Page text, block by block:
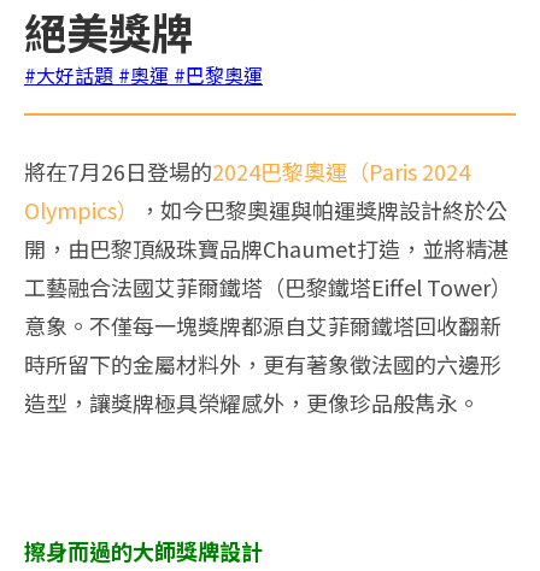
絕美獎牌
#大好話題 #奧運 #巴黎奧運
將在7月26日登場的2024巴黎奧運（Paris 2024
Olympics）
，如今巴黎奧運與帕運獎牌設計終於公
開，由巴黎頂級珠寶品牌Chaumet打造，並將精湛
工藝融合法國艾菲爾鐵塔（巴黎鐵塔Eiffel Tower）
意象。不僅每一塊獎牌都源自艾菲爾鐵塔回收翻新
時所留下的金屬材料外，更有著象徵法國的六邊形
造型，讓獎牌極具榮耀感外，更像珍品般雋永。
擦身而過的大師獎牌設計